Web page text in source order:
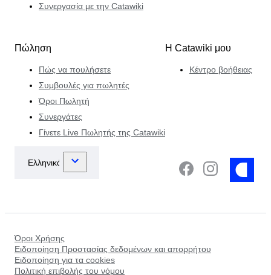
Συνεργασία με την Catawiki
Πώληση
Πώς να πουλήσετε
Συμβουλές για πωλητές
Όροι Πωλητή
Συνεργάτες
Γίνετε Live Πωλητής της Catawiki
Η Catawiki μου
Κέντρο βοήθειας
Όροι Χρήσης
Ειδοποίηση Προστασίας δεδομένων και απορρήτου
Ειδοποίηση για τα cookies
Πολιτική επιβολής του νόμου